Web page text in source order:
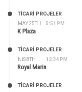
MAY 25TH 5:51 PM
TİCARİ PROJELER
K Plaza
NIS 8TH 12:34 PM
TİCARİ PROJELER
Royal Marin
TİCARİ PROJELER